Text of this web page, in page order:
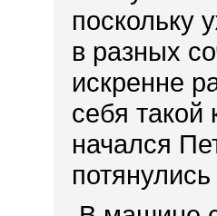
поскольку
в разных
искренне
себя такой
начался